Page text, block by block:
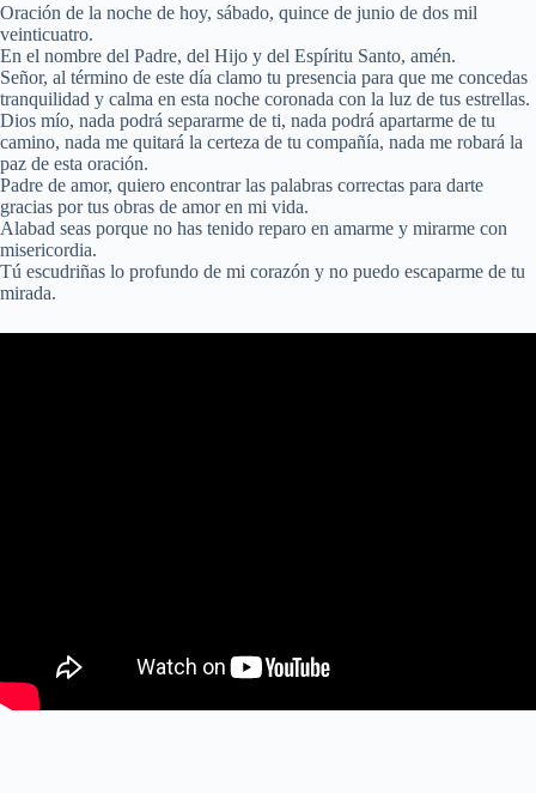
Oración de la noche de hoy, sábado, quince de junio de dos mil
veinticuatro.
En el nombre del Padre, del Hijo y del Espíritu Santo, amén.
Señor, al término de este día clamo tu presencia para que me concedas
tranquilidad y calma en esta noche coronada con la luz de tus estrellas.
Dios mío, nada podrá separarme de ti, nada podrá apartarme de tu
camino, nada me quitará la certeza de tu compañía, nada me robará la
paz de esta oración.
Padre de amor, quiero encontrar las palabras correctas para darte
gracias por tus obras de amor en mi vida.
Alabad seas porque no has tenido reparo en amarme y mirarme con
misericordia.
Tú escudriñas lo profundo de mi corazón y no puedo escaparme de tu
mirada.